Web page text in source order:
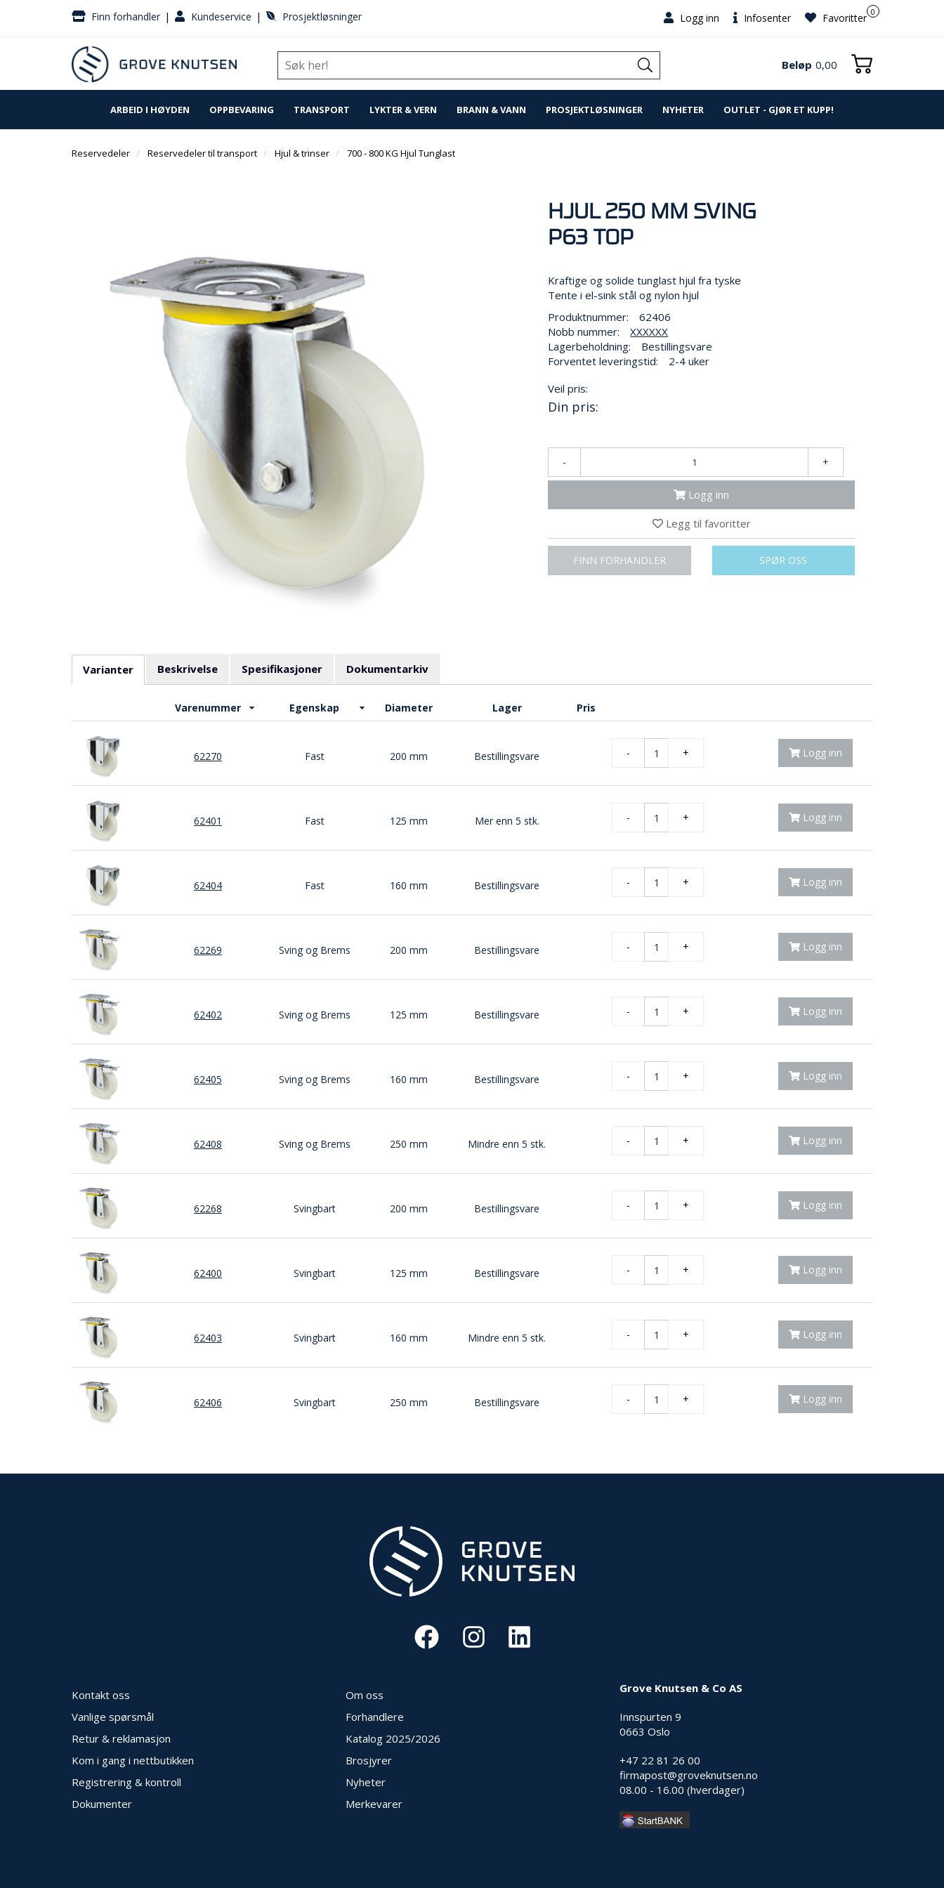
Finn forhandler | Kundeservice | Prosjektløsninger Logg inn Infosenter 0
Favoritter
Beløp 0,00
ARBEID I HØYDEN OPPBEVARING TRANSPORT LYKTER & VERN BRANN & VANN PROSJEKTLØSNINGER NYHETER OUTLET - GJØR ET KUPP!
Reservedeler Reservedeler til transport Hjul & trinser 700 - 800 KG Hjul Tunglast
HJUL 250 MM SVING
P63 TOP
Kraftige og solide tunglast hjul fra tyske
Tente i el-sink stål og nylon hjul
Produktnummer:
62406
Nobb nummer:
XXXXXX
Lagerbeholdning:
Bestillingsvare
Forventet leveringstid:
2-4 uker
Veil pris:
Din pris:
- +
Logg inn
Legg til favoritter
FINN FORHANDLER SPØR OSS
Varianter Beskrivelse Spesifikasjoner Dokumentarkiv
Varenummer Egenskap Diameter Lager Pris
62270 Fast 200 mm Bestillingsvare - + Logg inn
62401 Fast 125 mm Mer enn 5 stk. - + Logg inn
62404 Fast 160 mm Bestillingsvare - + Logg inn
62269 Sving og Brems 200 mm Bestillingsvare - + Logg inn
62402 Sving og Brems 125 mm Bestillingsvare - + Logg inn
62405 Sving og Brems 160 mm Bestillingsvare - + Logg inn
62408 Sving og Brems 250 mm Mindre enn 5 stk. - + Logg inn
62268 Svingbart 200 mm Bestillingsvare - + Logg inn
62400 Svingbart 125 mm Bestillingsvare - + Logg inn
62403 Svingbart 160 mm Mindre enn 5 stk. - + Logg inn
62406 Svingbart 250 mm Bestillingsvare - + Logg inn
Kontakt oss
Vanlige spørsmål
Retur & reklamasjon
Kom i gang i nettbutikken
Registrering & kontroll
Dokumenter
Om oss
Forhandlere
Katalog 2025/2026
Brosjyrer
Nyheter
Merkevarer
Grove Knutsen & Co AS
Innspurten 9
0663 Oslo
+47 22 81 26 00
firmapost@groveknutsen.no
08.00 - 16.00 (hverdager)